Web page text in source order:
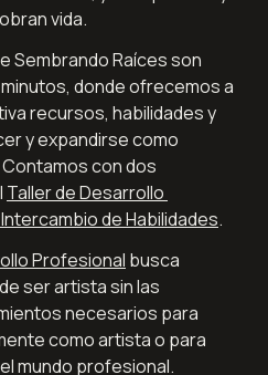
vida.
Sembrando Raíces son
donde ofrecemos a
recursos, habilidades y
y expandirse como
con dos
Taller de Desarrollo
de Habilidades.
Profesional busca
ser artista sin las
necesarios para
como artista o para
mundo profesional.